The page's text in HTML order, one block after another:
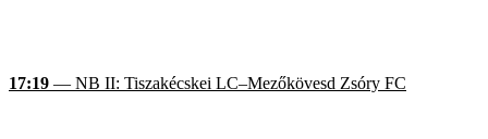
17:19 — NB II: Tiszakécskei LC–Mezőkövesd Zsóry FC